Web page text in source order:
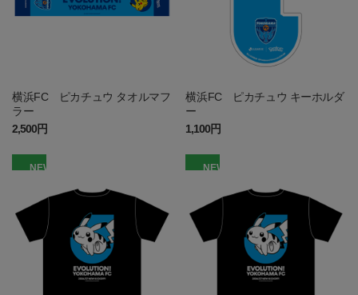
横浜FC ピカチュウ タオルマフ
ラー
2,500円
横浜FC ピカチュウ キーホルダ
ー
1,100円
NEW NEW